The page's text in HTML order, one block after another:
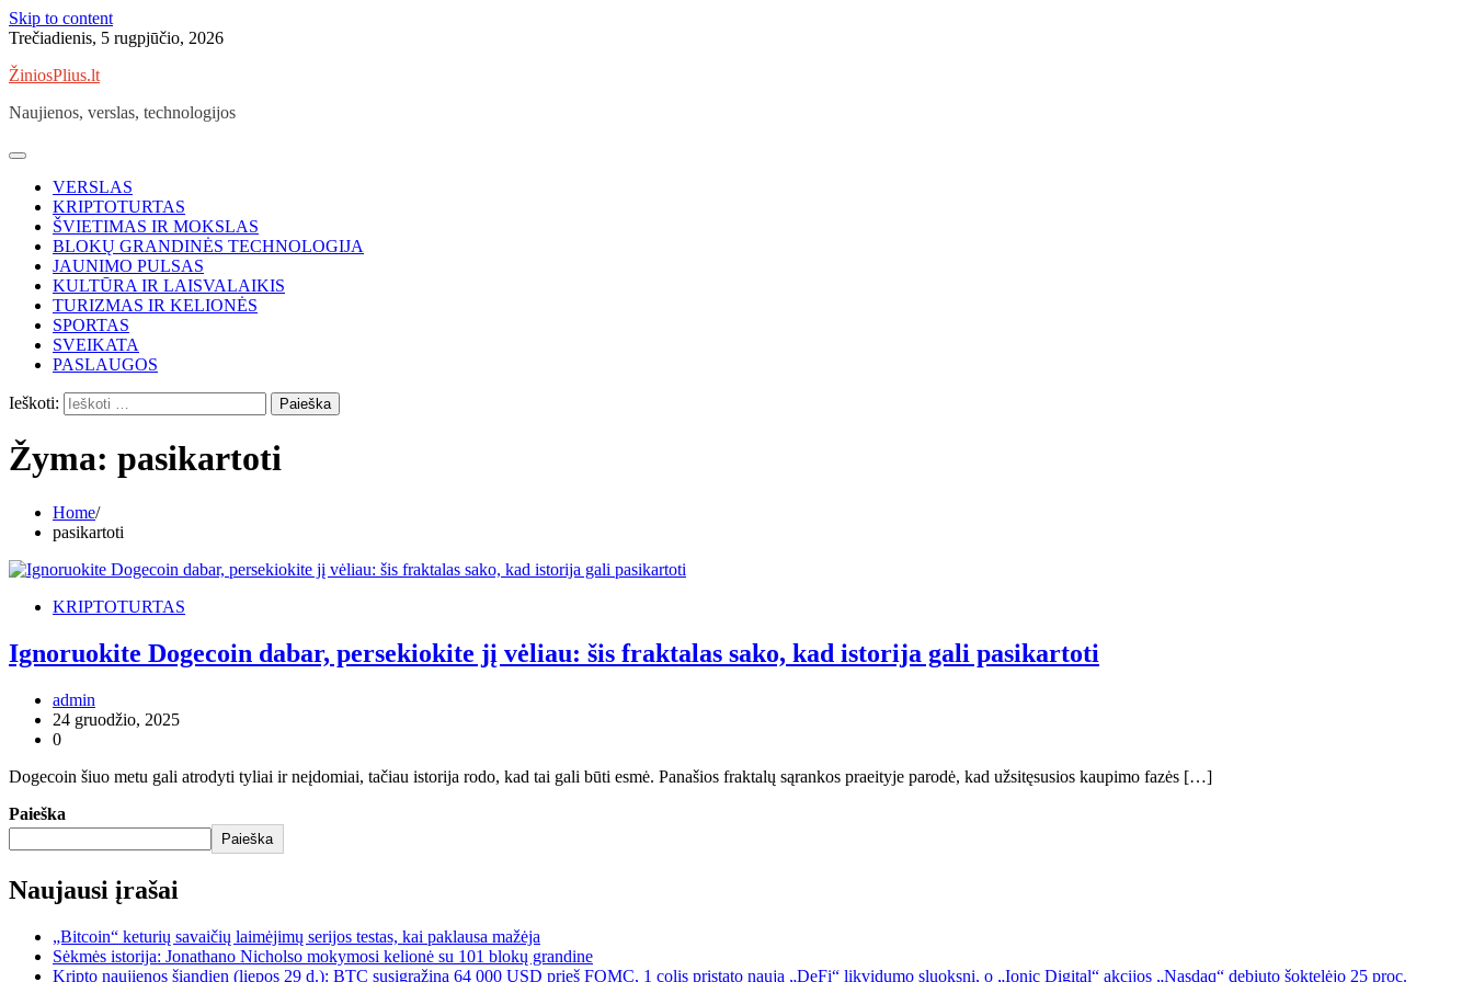
Skip to content
Trečiadienis, 5 rugpjūčio, 2026
ŽiniosPlius.lt
Naujienos, verslas, technologijos
VERSLAS
KRIPTOTURTAS
ŠVIETIMAS IR MOKSLAS
BLOKŲ GRANDINĖS TECHNOLOGIJA
JAUNIMO PULSAS
KULTŪRA IR LAISVALAIKIS
TURIZMAS IR KELIONĖS
SPORTAS
SVEIKATA
PASLAUGOS
Ieškoti:
Žyma: pasikartoti
Home
pasikartoti
KRIPTOTURTAS
Ignoruokite Dogecoin dabar, persekiokite jį vėliau: šis fraktalas sako, kad istorija gali pasikartoti
admin
24 gruodžio, 2025
0
Dogecoin šiuo metu gali atrodyti tyliai ir neįdomiai, tačiau istorija rodo, kad tai gali būti esmė. Panašios fraktalų sąrankos praeityje parodė, kad užsitęsusios kaupimo fazės […]
Paieška
Paieška
Naujausi įrašai
„Bitcoin“ keturių savaičių laimėjimų serijos testas, kai paklausa mažėja
Sėkmės istorija: Jonathano Nicholso mokymosi kelionė su 101 blokų grandine
Kripto naujienos šiandien (liepos 29 d.): BTC susigrąžina 64 000 USD prieš FOMC, 1 colis pristato naują „DeFi“ likvidumo sluoksnį, o „Ionic Digital“ akcijos „Nasdaq“ debiuto šoktelėjo 25 proc.